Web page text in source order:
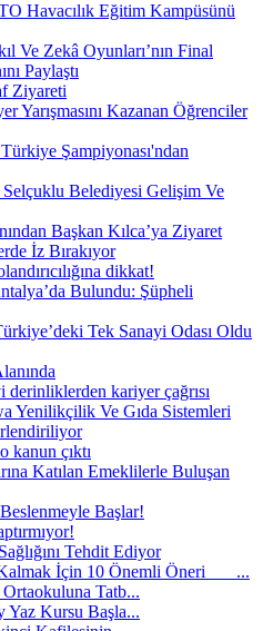
Havacılık Eğitim Kampüsünü
Ve Zekâ Oyunları’nın Final
Paylaştı
Ziyareti
Yarışmasını Kazanan Öğrenciler
Şampiyonası'ndan
Belediyesi Gelişim Ve
Başkan Kılca’ya Ziyaret
İz Bırakıyor
dikkat!
Bulundu: Şüpheli
Tek Sanayi Odası Oldu
kariyer çağrısı
Yenilikçilik Ve Gıda Sistemleri
kanun çıktı
Katılan Emeklilerle Buluşan
Başlar!
Tehdit Ediyor
Kalmak İçin 10 Önemli Öneri ...
Tatb...
Yaz Kursu Başla...